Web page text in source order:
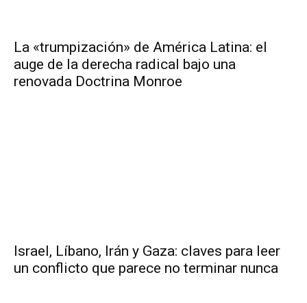
La «trumpización» de América Latina: el
auge de la derecha radical bajo una
renovada Doctrina Monroe
Israel, Líbano, Irán y Gaza: claves para leer
un conflicto que parece no terminar nunca